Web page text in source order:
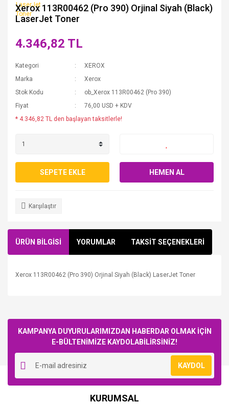
Xerox 113R00462 (Pro 390) Orjinal Siyah (Black)
LaserJet Toner
4.346,82 TL
Kategori
XEROX
Marka
Xerox
Stok Kodu
ob_Xerox 113R00462 (Pro 390)
Fiyat
76,00 USD + KDV
* 4.346,82 TL den başlayan taksitlerle!
SEPETE EKLE HEMEN AL
Karşılaştır
ÜRÜN BİLGİSİ YORUMLAR TAKSİT SEÇENEKLERİ
Xerox 113R00462 (Pro 390) Orjinal Siyah (Black) LaserJet Toner
KAMPANYA DUYURULARIMIZDAN HABERDAR OLMAK İÇİN
E-BÜLTENİMİZE KAYDOLABİLİRSİNİZ!
KAYDOL
KURUMSAL